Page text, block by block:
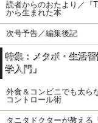
読者からのおたより／『
から生まれた本
次号予告／編集後記
特集：メタボ・生活
学入門」
外食＆コンビニでも太ら
コントロール術
タニタドクターが教える